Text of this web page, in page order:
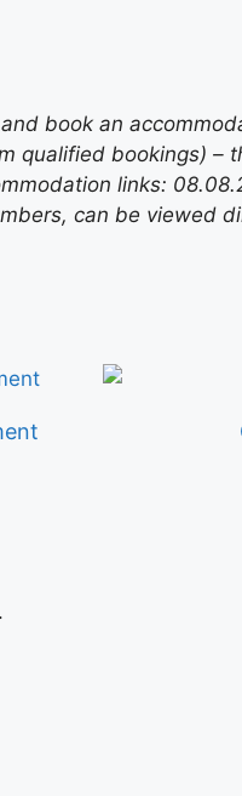
book an
qualified bookings) –
links:
can be viewed